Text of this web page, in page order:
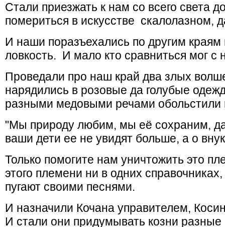
Стали приезжать к нам со всего света
помериться в искусстве скалолазном,
И наши поразъехались по другим
ловкость. И мало кто сравниться мог с
Проведали про наш край два злых
нарядились в розовые да голубые
разными медовыми речами обольстили
"Мы природу любим, мы её сохраним,
ваши дети ее не увидят больше, а о
Только помогите нам уничтожить это
этого племени ни в одних
пугают своими песнями.
И назначили Кочана управителем,
И стали они придумывать козни разные